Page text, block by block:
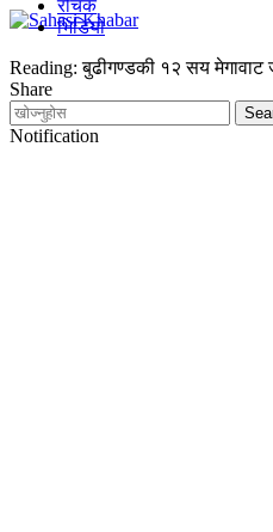
रोचक
भिडियो
Reading: बुढीगण्डकी १२ सय मेगावाट
Share
Notification